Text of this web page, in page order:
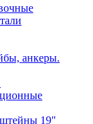
анкеры.
19"